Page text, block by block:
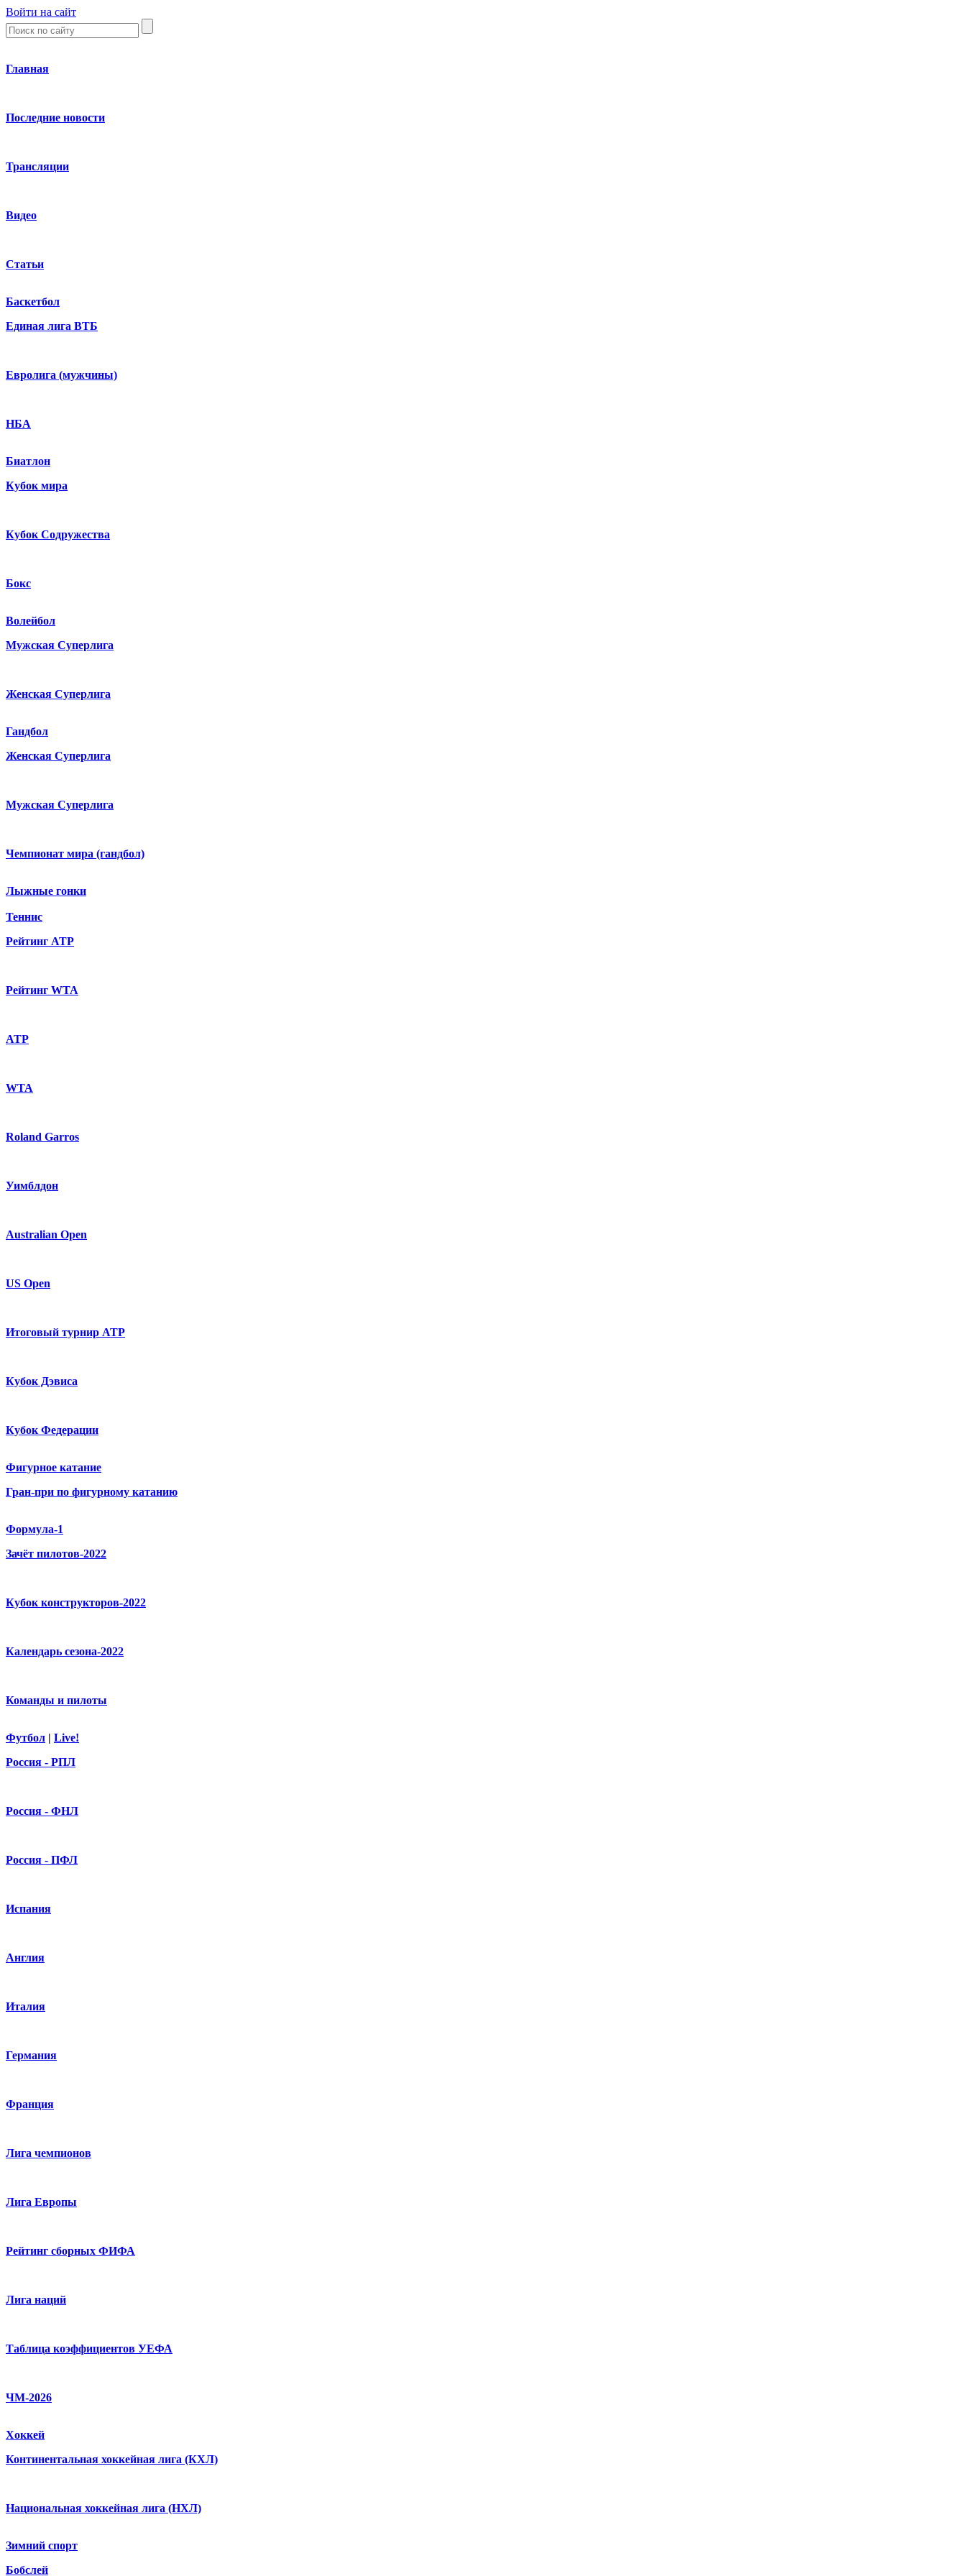
Войти на сайт
Главная
Последние новости
Трансляции
Видео
Статьи
Баскетбол
Единая лига ВТБ
Евролига (мужчины)
НБА
Биатлон
Кубок мира
Кубок Содружества
Бокс
Волейбол
Мужская Суперлига
Женская Суперлига
Гандбол
Женская Суперлига
Мужская Суперлига
Чемпионат мира (гандбол)
Лыжные гонки
Теннис
Рейтинг ATP
Рейтинг WTA
ATP
WTA
Roland Garros
Уимблдон
Australian Open
US Open
Итоговый турнир ATP
Кубок Дэвиса
Кубок Федерации
Фигурное катание
Гран-при по фигурному катанию
Формула-1
Зачёт пилотов-2022
Кубок конструкторов-2022
Календарь сезона-2022
Команды и пилоты
Футбол | Live!
Россия - РПЛ
Россия - ФНЛ
Россия - ПФЛ
Испания
Англия
Италия
Германия
Франция
Лига чемпионов
Лига Европы
Рейтинг сборных ФИФА
Лига наций
Таблица коэффициентов УЕФА
ЧМ-2026
Хоккей
Континентальная хоккейная лига (КХЛ)
Национальная хоккейная лига (НХЛ)
Зимний спорт
Бобслей